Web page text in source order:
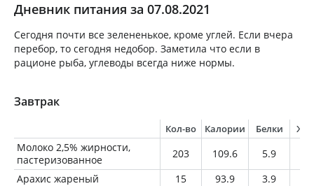
Дневник питания за 07.08.2021
Сегодня почти все зелененькое, кроме углей. Если вчера
перебор, то сегодня недобор. Заметила что если в
рационе рыба, углеводы всегда ниже нормы.
Завтрак
Кол-во Калории Белки
Молоко 2,5% жирности,
пастеризованное
203 109.6 5.9
Арахис жареный
15 93.9 3.9